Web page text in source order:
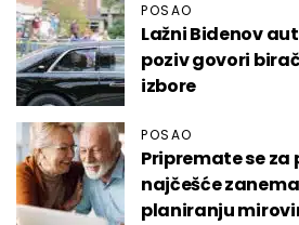
POSAO
Lažni Bidenov
poziv govori
izbore
POSAO
Pripremate se za
najčešće
planiranju